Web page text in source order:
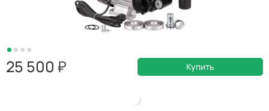
25 500 Купить